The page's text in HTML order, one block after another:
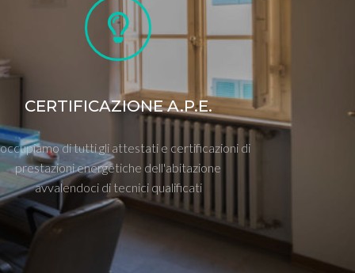
CERTIFICAZIONE A.P.E.
di tutti gli attestati e certificazioni di
prestazioni energetiche dell'abitazione
avvalendoci di tecnici qualificati